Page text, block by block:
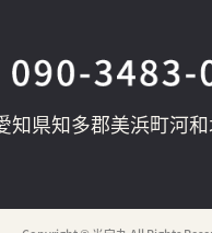
知県知多郡美浜町河